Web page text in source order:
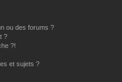
ou des forums ?
?
?!
et sujets ?